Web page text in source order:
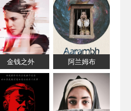
金钱之外 阿兰姆布